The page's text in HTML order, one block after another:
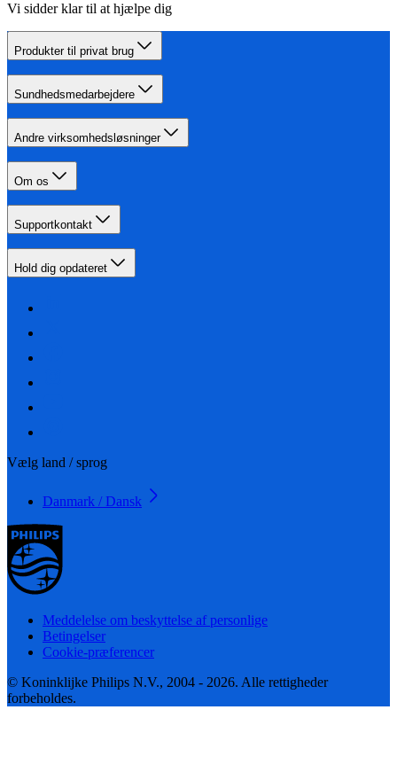
Vi sidder klar til at hjælpe dig
Produkter til privat brug
Sundhedsmedarbejdere
Andre virksomhedsløsninger
Om os
Supportkontakt
Hold dig opdateret
Vælg land / sprog
Danmark / Dansk
Meddelelse om beskyttelse af personlige
Betingelser
Cookie-præferencer
© Koninklijke Philips N.V., 2004 - 2026. Alle rettigheder
forbeholdes.